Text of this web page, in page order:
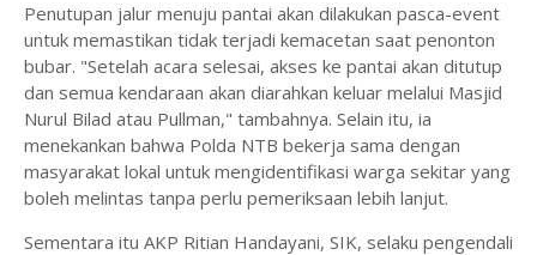
Penutupan jalur menuju pantai akan dilakukan pasca-event
untuk memastikan tidak terjadi kemacetan saat penonton
bubar. "Setelah acara selesai, akses ke pantai akan ditutup
dan semua kendaraan akan diarahkan keluar melalui Masjid
Nurul Bilad atau Pullman," tambahnya. Selain itu, ia
menekankan bahwa Polda NTB bekerja sama dengan
masyarakat lokal untuk mengidentifikasi warga sekitar yang
boleh melintas tanpa perlu pemeriksaan lebih lanjut.
Sementara itu AKP Ritian Handayani, SIK, selaku pengendali